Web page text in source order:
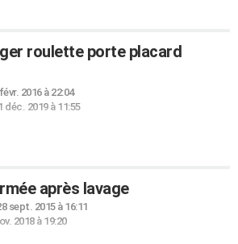
roulette porte placard
2016 à 22:04
déc. 2019 à 11:55
après lavage
sept. 2015 à 16:11
2018 à 19:20